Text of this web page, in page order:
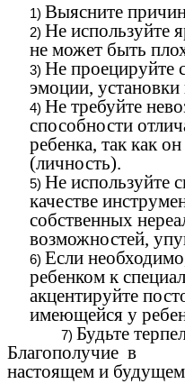
Выясните
Не используйте
не может быть
Не проецируйте
эмоции, установки
Не требуйте
способности
ребенка, так как
(личность).
Не используйте
качестве
собственных
возможностей,
Если
ребенком к
акцентируйте
имеющейся у
Будьте
Благополучие в
настоящем и будущем